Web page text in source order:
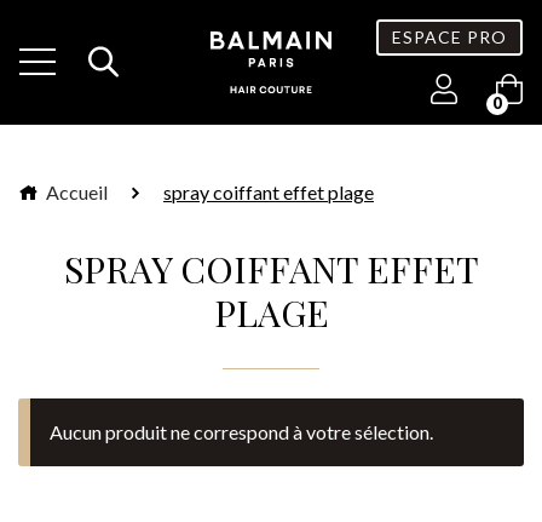
ESPACE PRO
0
Accueil spray coiffant effet plage
SPRAY COIFFANT EFFET
PLAGE
Aucun produit ne correspond à votre sélection.